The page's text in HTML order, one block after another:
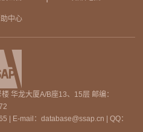
中心
华龙大厦A/B座13、15层 邮编：
| E-mail：database@ssap.cn | QQ：